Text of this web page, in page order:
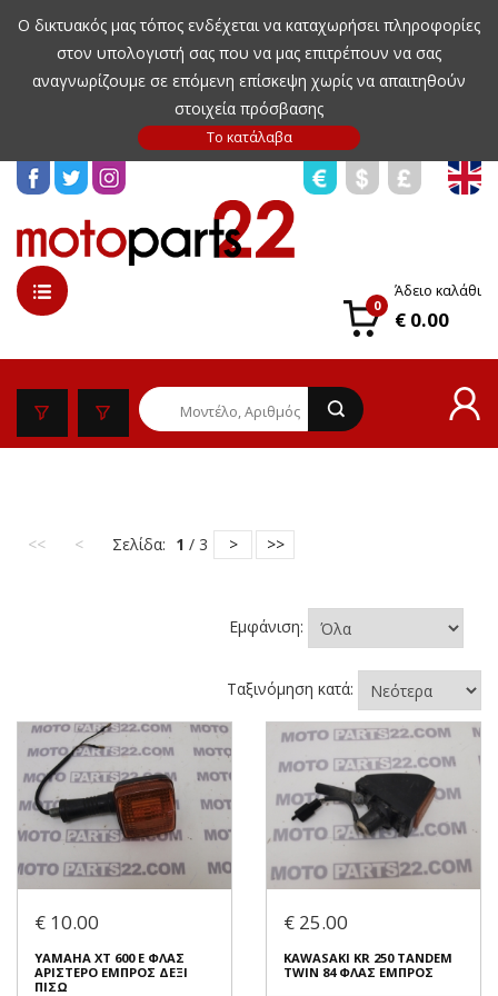
Ο δικτυακός μας τόπος ενδέχεται να καταχωρήσει πληροφορίες
στον υπολογιστή σας που να μας επιτρέπουν να σας
αναγνωρίζουμε σε επόμενη επίσκεψη χωρίς να απαιτηθούν
στοιχεία πρόσβασης
0
Άδειο καλάθι
€ 0.00
<< < Σελίδα: 1 / 3 > >>
Εμφάνιση:
Ταξινόμηση κατά:
€ 10.00
YAMAHA XT 600 E ΦΛΑΣ
ΑΡΙΣΤΕΡΟ ΕΜΠΡΟΣ ΔΕΞΙ
ΠΙΣΩ
€ 25.00
KAWASAKI KR 250 TANDEM
TWIN 84 ΦΛΑΣ ΕΜΠΡΟΣ